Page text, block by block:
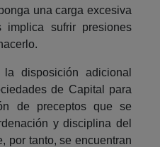
una carga excesiva
sufrir presiones
disposición adicional
de Capital para
de preceptos que se
y disciplina del
por tanto, se encuentran